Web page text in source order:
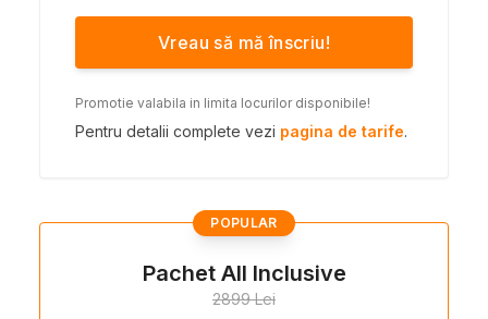
Vreau să mă înscriu!
Promotie valabila in limita locurilor disponibile!
Pentru detalii complete vezi pagina de tarife.
POPULAR
Pachet All Inclusive
2899 Lei